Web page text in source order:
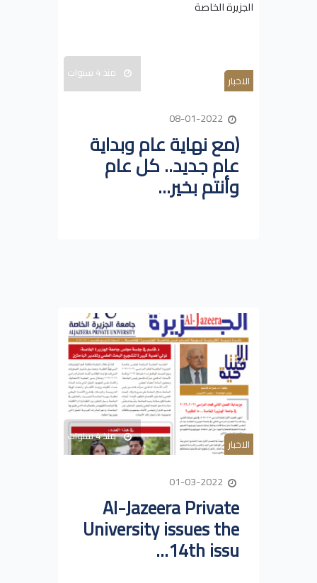
الاخبار منذ 4 سنوات
(مع نهاية عام وبداية
عام جديد.. كل عام
وأنتم بخير...
الاخبار منذ 4 سنوات
Al-Jazeera Private
University issues the
14th issu...